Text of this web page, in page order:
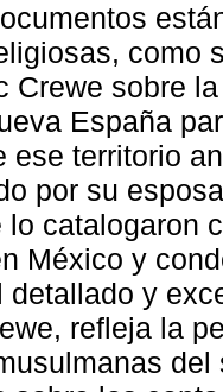
como
Crewe sobre
España
ese territorio
por su
catalogaron
México y
detallado y
refleja la